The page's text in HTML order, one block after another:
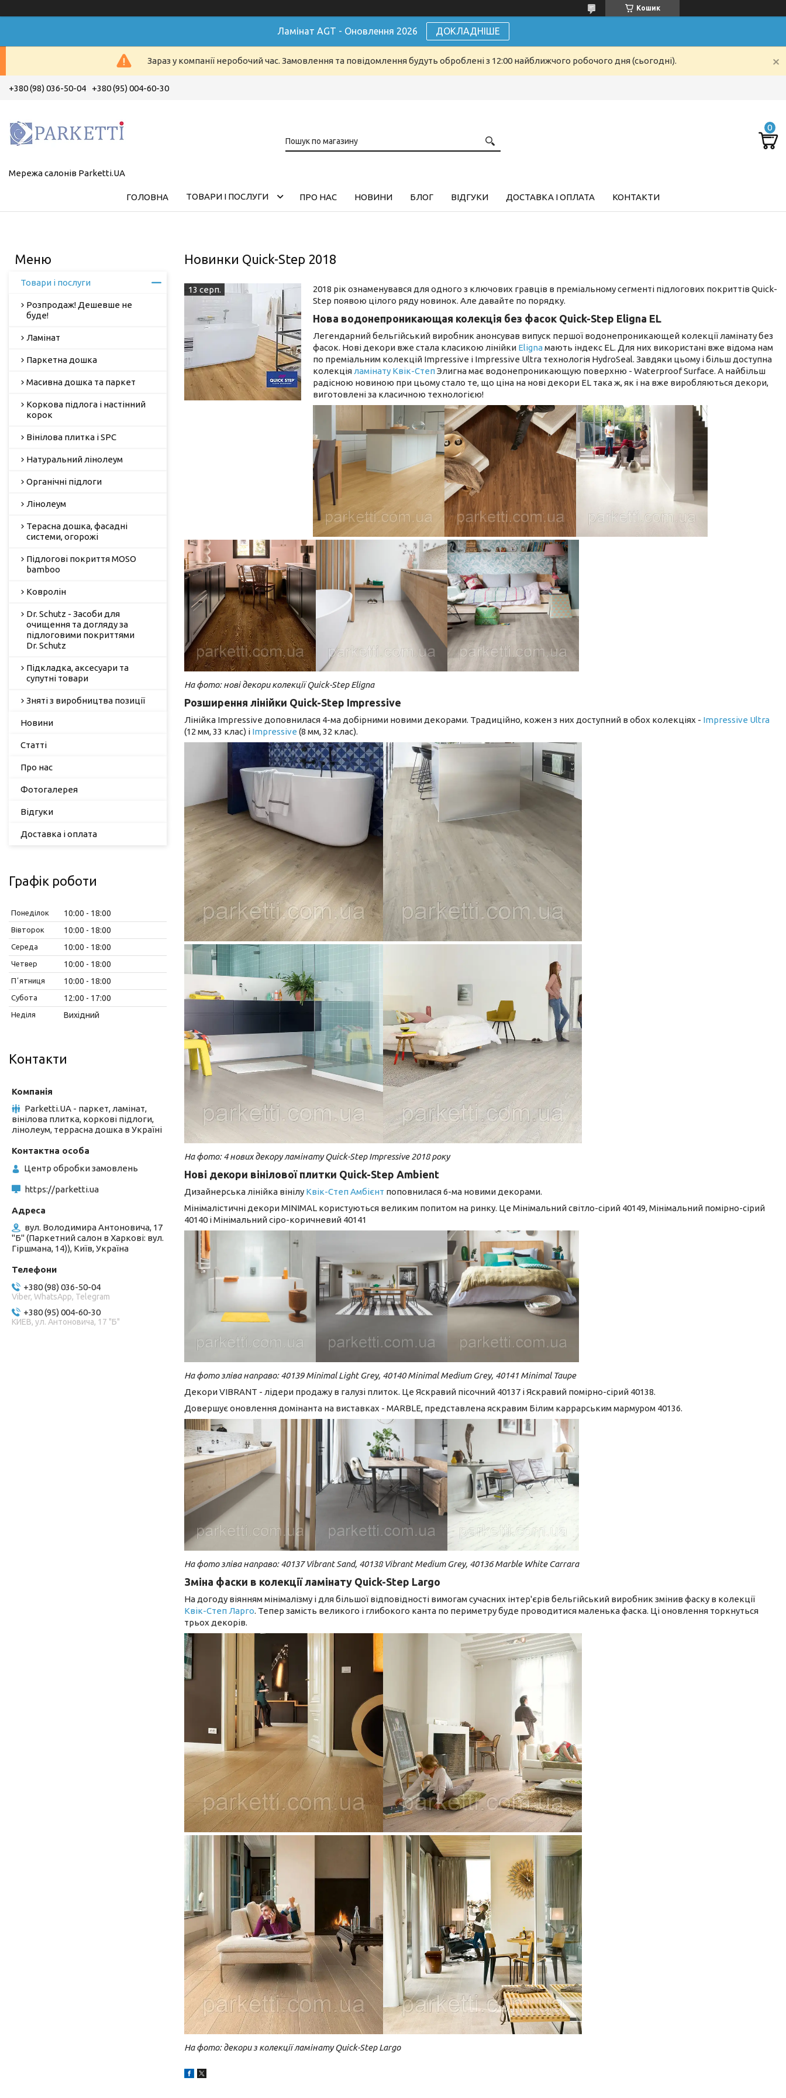
Кошик
Ламінат AGT - Оновлення 2026 ДОКЛАДНІШЕ
Зараз у компанії неробочий час. Замовлення та повідомлення будуть оброблені з 12:00 найближчого робочого дня (сьогодні).
+380 (98) 036-50-04 +380 (95) 004-60-30
Мережа салонів Parketti.UA
ГОЛОВНА ТОВАРИ І ПОСЛУГИ ПРО НАС НОВИНИ БЛОГ ВІДГУКИ ДОСТАВКА І ОПЛАТА КОНТАКТИ
Новинки Quick-Step 2018
13 серп.
2018 рік ознаменувався для одного з ключових гравців в преміальному сегменті підлогових покриттів Quick-
Step появою цілого ряду новинок. Але давайте по порядку.
Нова водонепроникающая колекція без фасок Quick-Step Eligna EL
Легендарний бельгійський виробник анонсував випуск першої водонепроникающей колекції ламінату без
фасок. Нові декори вже стала класикою лінійки Elignaмають індекс EL. Для них використані вже відома нам
по преміальним колекцій Impressive і Impressive Ultra технологія HydroSeal. Завдяки цьому і більш доступна
колекція ламінату Квік-СтепЭлигна має водонепроникающую поверхню - Waterproof Surface. А найбільш
радісною новиною при цьому стало те, що ціна на нові декори EL така ж, як і на вже виробляються декори,
виготовлені за класичною технологією!
На фото: нові декори колекції Quick-Step Eligna
Розширення лінійки Quick-Step Impressive
Лінійка Impressive доповнилася 4-ма добірними новими декорами. Традиційно, кожен з них доступний в обох колекціях - Impressive Ultra
(12 мм, 33 клас) і Impressive (8 мм, 32 клас).
На фото: 4 нових декору ламінату Quick-Step Impressive 2018 року
Нові декори вінілової плитки Quick-Step Ambient
Дизайнерська лінійка вінілу Квік-Степ Амбієнт поповнилася 6-ма новими декорами.
Мінімалістичні декори MINIMAL користуються великим попитом на ринку. Це Мінімальний світло-сірий 40149, Мінімальний помірно-сірий
40140 і Мінімальний сіро-коричневий 40141
На фото зліва направо: 40139 Minimal Light Grey, 40140 Minimal Medium Grey, 40141 Minimal Taupe
Декори VIBRANT - лідери продажу в галузі плиток. Це Яскравий пісочний 40137 і Яскравий помірно-сірий 40138.
Довершує оновлення домінанта на виставках - MARBLE, представлена яскравим Білим каррарським мармуром 40136.
На фото зліва направо: 40137 Vibrant Sand, 40138 Vibrant Medium Grey, 40136 Marble White Carrara
Зміна фаски в колекції ламінату Quick-Step Largo
На догоду віянням мінімалізму і для більшої відповідності вимогам сучасних інтер'єрів бельгійський виробник змінив фаску в колекції
Квік-Степ Ларго. Тепер замість великого і глибокого канта по периметру буде проводитися маленька фаска. Ці оновлення торкнуться
трьох декорів.
На фото: декори з колекції ламінату Quick-Step Largo
Товари і послуги
Розпродаж! Дешевше не
буде!
Ламінат
Паркетна дошка
Масивна дошка та паркет
Коркова підлога і настінний
корок
Вінілова плитка і SPC
Натуральний лінолеум
Органічні підлоги
Лінолеум
Терасна дошка, фасадні
системи, огорожі
Підлогові покриття MOSO
bamboo
Ковролін
Dr. Schutz - Засоби для
очищення та догляду за
підлоговими покриттями
Dr. Schutz
Підкладка, аксесуари та
супутні товари
Зняті з виробництва позиції
Новини
Статті
Про нас
Фотогалерея
Відгуки
Доставка і оплата
Графік роботи
Понеділок 10:00 18:00
Вівторок 10:00 18:00
Середа 10:00 18:00
Четвер 10:00 18:00
Пʼятниця 10:00 18:00
Субота 12:00 17:00
Неділя Вихідний
Контакти
Parketti.UA - паркет, ламінат,
вінілова плитка, коркові підлоги,
лінолеум, террасна дошка в Україні
Центр обробки замовлень
https://parketti.ua
вул. Володимира Антоновича, 17
"Б" (Паркетний салон в Харкові: вул.
Гіршмана, 14)), Київ, Україна
+380 (98) 036-50-04
Viber, WhatsApp, Telegram
+380 (95) 004-60-30
КИЕВ, ул. Антоновича, 17 "Б"